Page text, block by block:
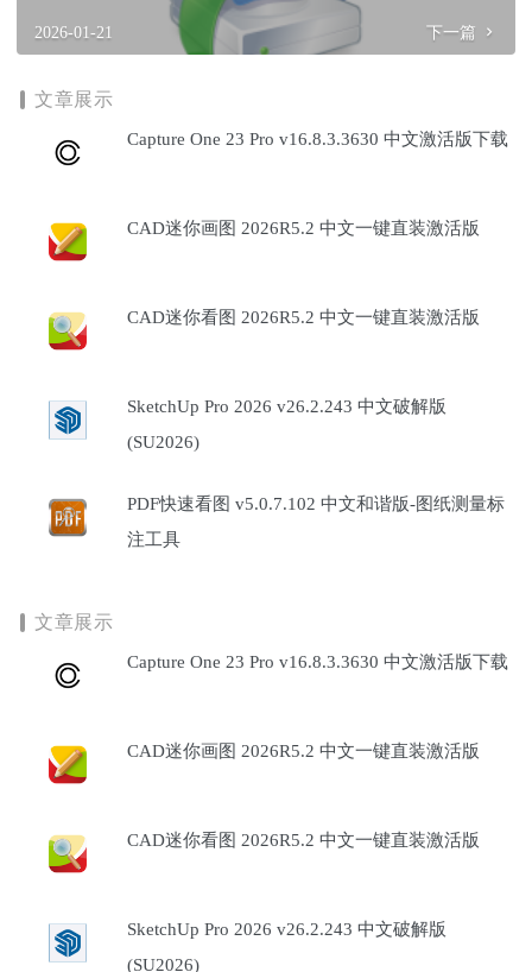
2026-01-21 下一篇
文章展示
Capture One 23 Pro v16.8.3.3630 中文激活版下载
CAD迷你画图 2026R5.2 中文一键直装激活版
CAD迷你看图 2026R5.2 中文一键直装激活版
SketchUp Pro 2026 v26.2.243 中文破解版
(SU2026)
PDF快速看图 v5.0.7.102 中文和谐版-图纸测量标
注工具
文章展示
Capture One 23 Pro v16.8.3.3630 中文激活版下载
CAD迷你画图 2026R5.2 中文一键直装激活版
CAD迷你看图 2026R5.2 中文一键直装激活版
SketchUp Pro 2026 v26.2.243 中文破解版
(SU2026)